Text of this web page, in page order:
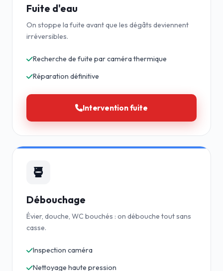
Fuite d'eau
On stoppe la fuite avant que les dégâts deviennent
irréversibles.
Recherche de fuite par caméra thermique
Réparation définitive
Intervention fuite
Débouchage
Évier, douche, WC bouchés : on débouche tout sans
casse.
Inspection caméra
Nettoyage haute pression